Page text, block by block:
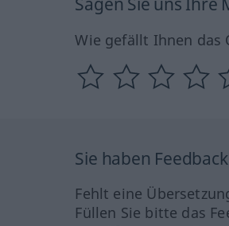
Wie gefällt Ihnen das
Sie haben
Fehlt eine
Füllen Sie bitte das